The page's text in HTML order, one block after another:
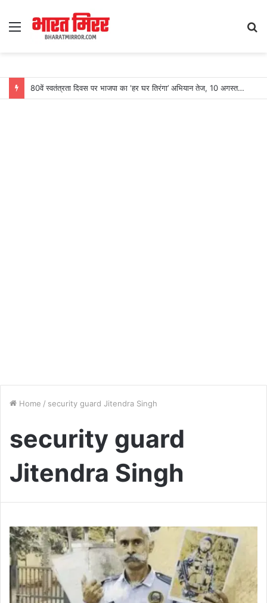
Menu
80वें स्वतंत्रता दिवस पर भाजपा का ‘हर घर तिरंगा’ अभियान तेज, 10 अगस्त से निकलेगी भव्य तिरंगा यात्रा
Home / security guard Jitendra Singh
security guard
Jitendra Singh